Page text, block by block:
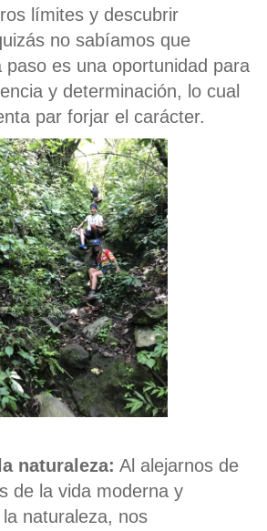
límites y descubrir
no sabíamos que
es una oportunidad para
y determinación, lo cual
par forjar el carácter.
naturaleza: Al alejarnos de
de la vida moderna y
naturaleza, nos